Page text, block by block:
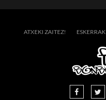
ATXEKI ZAITEZ! ESKERRAK